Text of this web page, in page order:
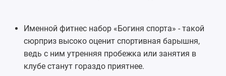
Именной фитнес набор «Богиня спорта» - такой
сюрприз высоко оценит спортивная барышня,
ведь с ним утренняя пробежка или занятия в
клубе станут гораздо приятнее.